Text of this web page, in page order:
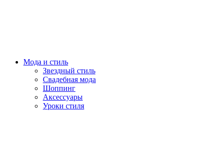
Мода и стиль
Звездный стиль
Свадебная мода
Шоппинг
Аксессуары
Уроки стиля